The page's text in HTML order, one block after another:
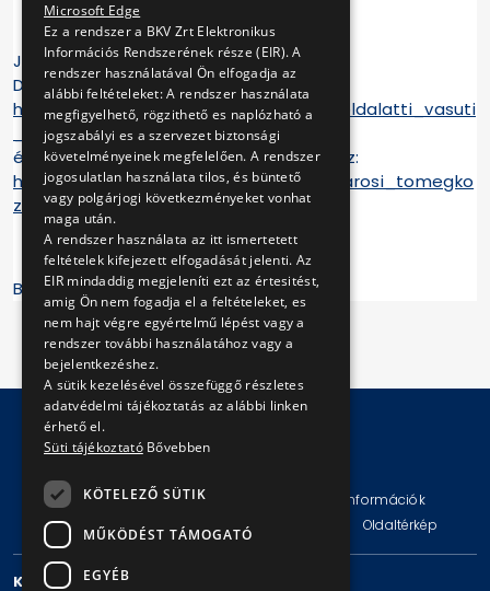
Jó szórakozást kívánunk!
Deák téri:
https://www.bkv.hu/hu/tortenelmunk/foldalatti_vasuti
_muzeum_budapest
és szentendrei múzeumunk kiállításához:
https://www.bkv.hu/hu/tortenelmunk/varosi_tomegko
zlekedesi_muzeum_szentendre
BKV Zrt.
Impresszum Jogi nyilatkozat
Technikai információk
Adatvédelmi politika és tájékoztatások
Oldaltérkép
KAPCSOLAT
Microsoft Edge
Ez a rendszer a BKV Zrt Elektronikus
Információs Rendszerének része (EIR). A
rendszer használatával Ön elfogadja az
alábbi feltételeket: A rendszer használata
megfigyelhető, rögzithető es naplózható a
jogszabályi es a szervezet biztonsági
követelményeinek megfelelően. A rendszer
jogosulatlan használata tilos, és büntető
vagy polgárjogi következményeket vonhat
maga után.
A rendszer használata az itt ismertetett
feltételek kifejezett elfogadását jelenti. Az
EIR mindaddig megjeleníti ezt az értesitést,
amig Ön nem fogadja el a feltételeket, es
nem hajt végre egyértelmű lépést vagy a
rendszer további használatához vagy a
bejelentkezéshez.
A sütik kezelésével összefüggő részletes
adatvédelmi tájékoztatás az alábbi linken
érhető el.
Süti tájékoztató Bővebben
KÖTELEZŐ SÜTIK
MŰKÖDÉST TÁMOGATÓ
EGYÉB